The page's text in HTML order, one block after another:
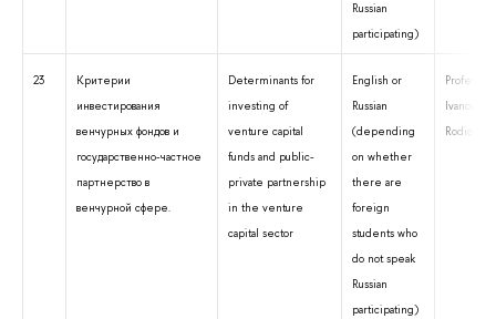
Russian
participating)
23
Критерии
инвестирования
венчурных фондов и
государственно-частное
партнерство в
венчурной сфере.
Determinants for
investing of
venture capital
funds and public-
private partnership
in the venture
capital sector
English or
Russian
(depending
on whether
there are
foreign
students who
do not speak
Russian
participating)
Professor
Ivanovich
Rodionov